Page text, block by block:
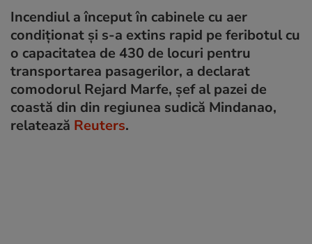
Incendiul a început în cabinele cu aer
condiționat și s-a extins rapid pe feribotul cu
o capacitatea de 430 de locuri pentru
transportarea pasagerilor, a declarat
comodorul Rejard Marfe, șef al pazei de
coastă din din regiunea sudică Mindanao,
relatează Reuters.